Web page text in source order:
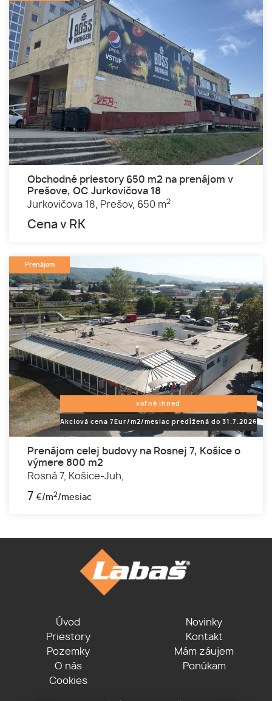
Obchodné priestory 650 m2 na prenájom v
Prešove, OC Jurkovičova 18
Jurkovičova 18,
Prešov, 650 m2
Cena v RK
Prenájom
voľné ihneď
Akciová cena 7Eur/m2/mesiac predĺžená do 31.7.2026
Prenájom celej budovy na Rosnej 7, Košice o
výmere 800 m2
Rosná 7, Košice-Juh,
7 €/m2/mesiac
Úvod
Priestory
Pozemky
O nás
Cookies
Novinky
Kontakt
Mám záujem
Ponúkam